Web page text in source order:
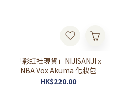
「彩虹社現貨」NIJISANJI x
NBA Vox Akuma 化妝包
HK$220.00